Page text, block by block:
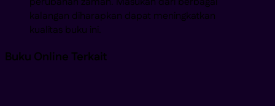
kalangan diharapkan dapat meningkatkan
kualitas buku ini.
Buku Online Terkait